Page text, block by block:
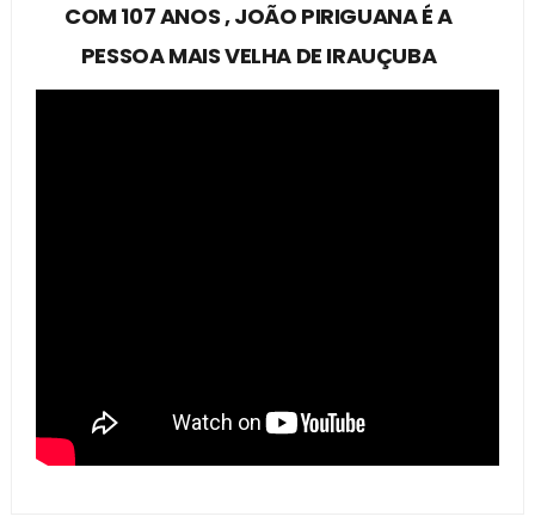
COM 107 ANOS , JOÃO PIRIGUANA É A
PESSOA MAIS VELHA DE IRAUÇUBA